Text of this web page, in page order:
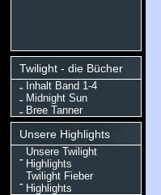
Twilight - die Bücher
Inhalt Band 1-4
Midnight Sun
Bree Tanner
Unsere Highlights
Unsere Twilight
Highlights
Twilight Fieber
Highlights